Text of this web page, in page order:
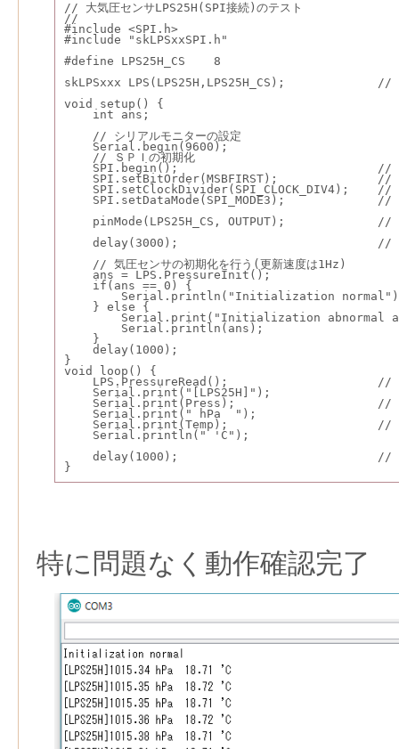
// 大気圧センサLPS25H(SPI接続)のテスト
//
#include <SPI.h>
#include "skLPSxxSPI.h"
#define LPS25H_CS    8
skLPSxxx LPS(LPS25H,LPS25H_CS);             //
void setup() {
int ans;
// シリアルモニターの設定
Serial.begin(9600);
// ＳＰＩの初期化
SPI.begin();                            // ＳＰ
SPI.setBitOrder(MSBFIRST);              // ビ
SPI.setClockDivider(SPI_CLOCK_DIV4);    // クロ
SPI.setDataMode(SPI_MODE3);             // ク
pinMode(LPS25H_CS, OUTPUT);             // 気
delay(3000);                            // 3S
// 気圧センサの初期化を行う(更新速度は1Hz)
ans = LPS.PressureInit();
if(ans == 0) {
Serial.println("Initialization
} else {
Serial.print("Initialization abnormal
Serial.println(ans);
}
delay(1000);
}
void loop() {
LPS.PressureRead();                     // 圧
Serial.print("[LPS25H]");
Serial.print(Press);                    // 気圧
Serial.print(" hPa  ");
Serial.print(Temp);                     // 温
Serial.println(" 'C");
delay(1000);                            // １
}
特に問題なく動作確認完了